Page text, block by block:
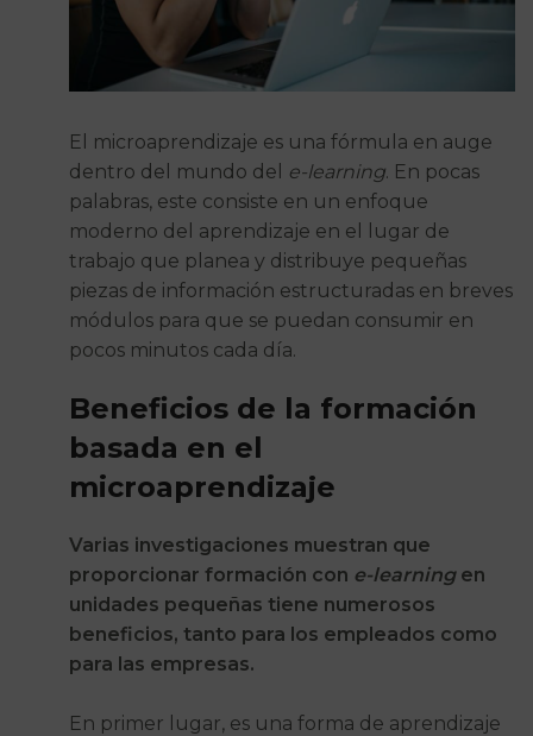
El microaprendizaje es una fórmula en auge
dentro del mundo del
e-learning. En pocas
palabras, este consiste en un enfoque
moderno del aprendizaje en el lugar de
trabajo que planea y distribuye pequeñas
piezas de información estructuradas en breves
módulos para que se puedan consumir en
pocos minutos cada día.
Beneficios de la formación
basada en el
microaprendizaje
Varias investigaciones muestran que
proporcionar formación con e-learningen
unidades pequeñas tiene numerosos
beneficios, tanto para los empleados como
para las empresas.
En primer lugar, es una forma de aprendizaje